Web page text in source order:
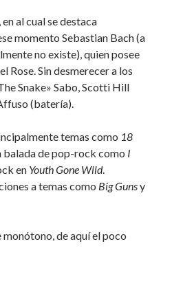
al cual se destaca
momento Sebastian Bach (a
no existe), quien posee
Rose. Sin desmerecer a los
Snake» Sabo, Scotti Hill
(batería).
temas como 18
balada de pop-rock como I
en Youth Gone Wild.
a temas como Big Gunsy
de aquí el poco